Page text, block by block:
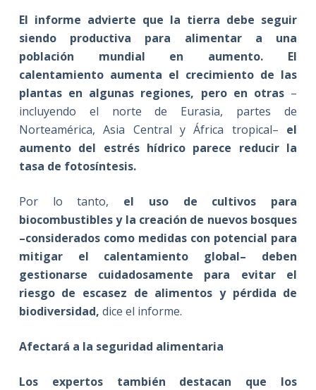
El informe advierte que la tierra debe seguir
siendo productiva para alimentar a una
población mundial en aumento. El
calentamiento aumenta el crecimiento de las
plantas en algunas regiones, pero en otras–
incluyendo el norte de Eurasia, partes de
Norteamérica, Asia Central y África tropical– el
aumento del estrés hídrico parece reducir la
tasa de fotosíntesis.
Por lo tanto, el uso de cultivos para
biocombustibles y la creación de nuevos bosques
–considerados como medidas con potencial para
mitigar el calentamiento global– deben
gestionarse cuidadosamente para evitar el
riesgo de escasez de alimentos y pérdida de
biodiversidad, dice el informe.
Afectará a la seguridad alimentaria
Los expertos también destacan que los